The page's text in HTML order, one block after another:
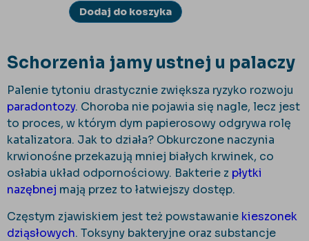
Dodaj do koszyka
Schorzenia jamy ustnej u palaczy
Palenie tytoniu drastycznie zwiększa ryzyko rozwoju
paradontozy. Choroba nie pojawia się nagle, lecz jest
to proces, w którym dym papierosowy odgrywa rolę
katalizatora. Jak to działa? Obkurczone naczynia
krwionośne przekazują mniej białych krwinek, co
osłabia układ odpornościowy. Bakterie z płytki
nazębnej mają przez to łatwiejszy dostęp.
Częstym zjawiskiem jest też powstawanie kieszonek
dziąsłowych. Toksyny bakteryjne oraz substancje